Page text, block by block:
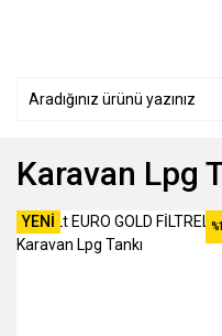
Karavan Lpg
YENİ